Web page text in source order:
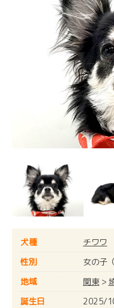
犬種
チワワ
性別
女の子
地域
関東>
誕生日
2025/